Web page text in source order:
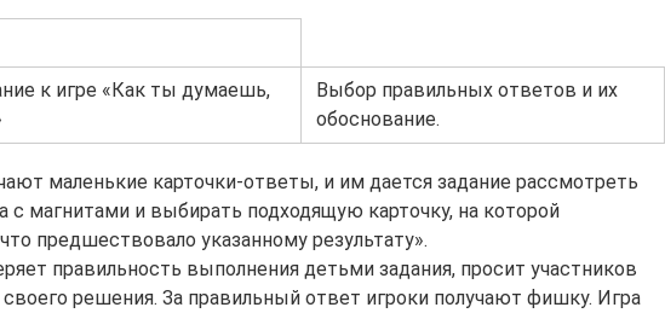
к игре «Как ты думаешь,
Выбор правильных ответов и их
обоснование.
маленькие карточки-ответы, и им дается задание рассмотреть
с магнитами и выбирать подходящую карточку, на которой
предшествовало указанному результату».
правильность выполнения детьми задания, просит участников
решения. За правильный ответ игроки получают фишку. Игра